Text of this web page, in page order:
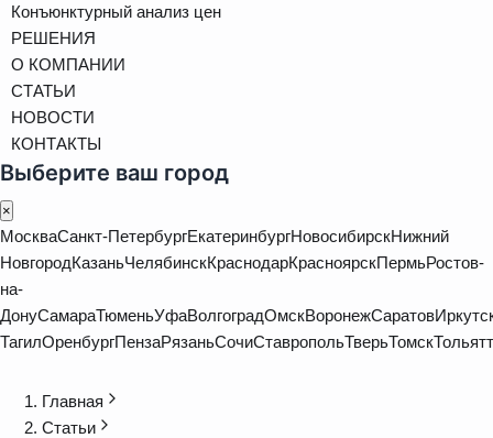
Конъюнктурный анализ цен
РЕШЕНИЯ
О КОМПАНИИ
СТАТЬИ
НОВОСТИ
КОНТАКТЫ
Выберите ваш город
×
МоскваСанкт-ПетербургЕкатеринбургНовосибирскНижний
НовгородКазаньЧелябинскКраснодарКрасноярскПермьРостов-
на-
ДонуСамараТюменьУфаВолгоградОмскВоронежСаратов
ТагилОренбургПензаРязаньСочиСтавропольТверьТомск
Главная
Статьи